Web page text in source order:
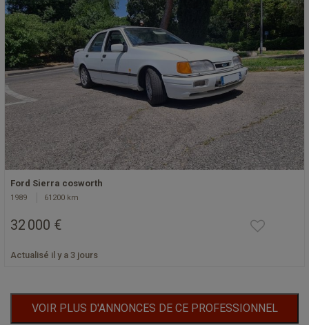
Ford Sierra cosworth
1989 61200 km
32 000 €
Actualisé il y a 3 jours
VOIR PLUS D'ANNONCES DE CE PROFESSIONNEL